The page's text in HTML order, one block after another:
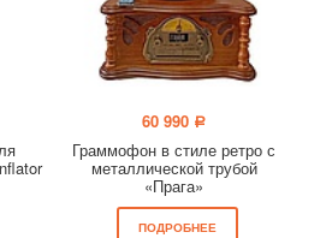
60 990 a
Граммофон в стиле ретро с
металлической трубой
«Прага»
ПОДРОБНЕЕ